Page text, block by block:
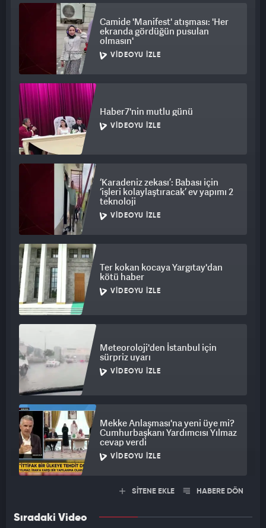
yaş üstü nüfusumuz yüzde 10’u aştı. Çocuk sayımız azalırken,
bakıma muhtaç yaşlı nüfusumuz artacak."
Camide 'Manifest' atışması: 'Her
ekranda gördüğün pusulan
olmasın'
VIDEOYU İZLE
Haber7'nin mutlu günü
VIDEOYU İZLE
‘Karadeniz zekası’: Babası için
‘işleri kolaylaştıracak’ ev yapımı 2
teknoloji
VIDEOYU İZLE
Ter kokan kocaya Yargıtay'dan
kötü haber
VIDEOYU İZLE
Meteoroloji'den İstanbul için
sürpriz uyarı
VIDEOYU İZLE
Mekke Anlaşması'na yeni üye mi?
Cumhurbaşkanı Yardımcısı Yılmaz
cevap verdi
VIDEOYU İZLE
SİTENE EKLE HABERE DÖN
Sıradaki Video